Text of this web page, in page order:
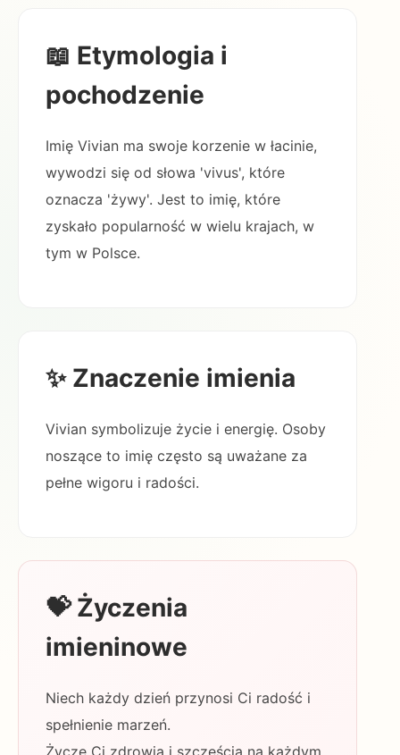
📖 Etymologia i
pochodzenie
Imię Vivian ma swoje korzenie w łacinie,
wywodzi się od słowa 'vivus', które
oznacza 'żywy'. Jest to imię, które
zyskało popularność w wielu krajach, w
tym w Polsce.
✨ Znaczenie imienia
Vivian symbolizuje życie i energię. Osoby
noszące to imię często są uważane za
pełne wigoru i radości.
💝 Życzenia
imieninowe
Niech każdy dzień przynosi Ci radość i
spełnienie marzeń.
Życzę Ci zdrowia i szczęścia na każdym